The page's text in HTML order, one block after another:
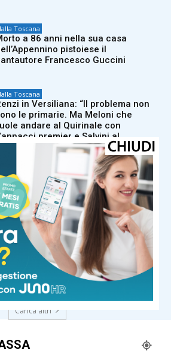
Toscana
a 86 anni nella sua casa
pistoiese il
Francesco Guccini
Toscana
in Versiliana: “Il problema non
le primarie. Ma Meloni che
andare al Quirinale con
premier e Salvini al
Toscana
a Capalbio: “Le primarie siamo
che si fanno. La politica
non può rimanere fuori dalle
Toscana
terra trema nella Toscana del
ovest: epicentro a ovest di Pisa
Carica altri